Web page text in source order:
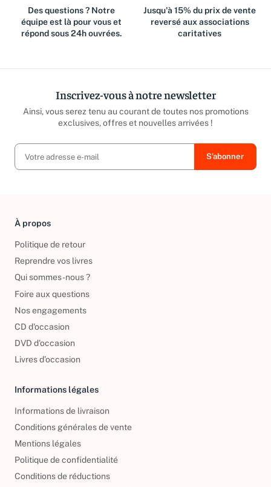
Des questions ? Notre
équipe est là pour vous et
répond sous 24h ouvrées.
Jusqu'à 15% du prix de vente
reversé aux associations
caritatives
Inscrivez-vous à notre newsletter
Ainsi, vous serez tenu au courant de toutes nos promotions
exclusives, offres et nouvelles arrivées !
À propos
Politique de retour
Reprendre vos livres
Qui sommes-nous ?
Foire aux questions
Nos engagements
CD d'occasion
DVD d'occasion
Livres d’occasion
Informations légales
Informations de livraison
Conditions générales de vente
Mentions légales
Politique de confidentialité
Conditions de réductions